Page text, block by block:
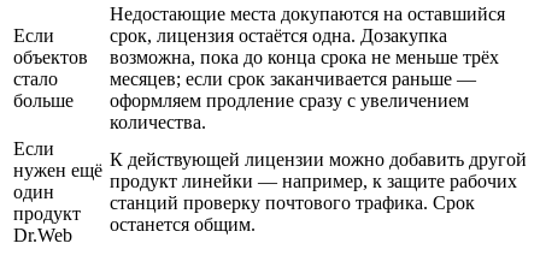
Если
объектов
стало
больше
Недостающие места докупаются на оставшийся
срок, лицензия остаётся одна. Дозакупка
возможна, пока до конца срока не меньше трёх
месяцев; если срок заканчивается раньше —
оформляем продление сразу с увеличением
количества.
Если
нужен ещё
один
продукт
Dr.Web
К действующей лицензии можно добавить другой
продукт линейки — например, к защите рабочих
станций проверку почтового трафика. Срок
останется общим.